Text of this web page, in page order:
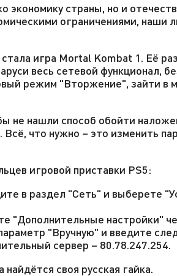
экономику страны, но и
ограничениями, наши
игра Mortal Kombat 1. Её
весь сетевой функционал,
режим "Вторжение", зайти в
не нашли способ обойти
Всё, что нужно – это изменить
игровой приставки PS5:
в раздел "Сеть" и выберете
"Дополнительные настройки"
"Вручную" и введите
сервер – 80.78.247.254.
своя русская гайка.